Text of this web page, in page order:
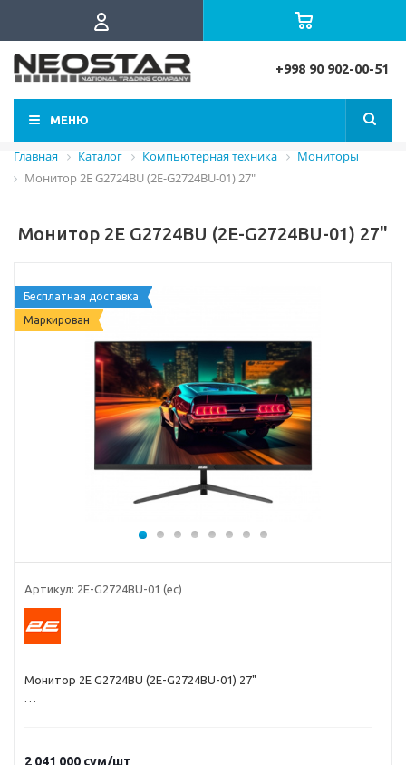
+998 90 902-00-51
МЕНЮ
Главная Каталог Компьютерная техника
Мониторы
Монитор 2E G2724BU (2E-G2724BU-01) 27"
Монитор 2E G2724BU (2E-G2724BU-01) 27"
Бесплатная доставка
Маркирован
Артикул: 2E-G2724BU-01 (ec)
Монитор 2E G2724BU (2E-G2724BU-01) 27"
2 041 000 сум/шт